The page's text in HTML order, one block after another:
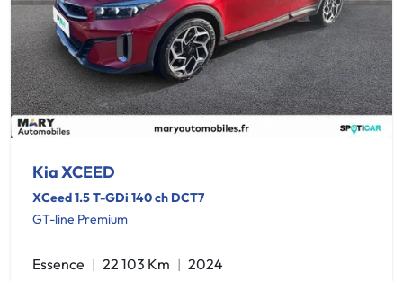
Kia XCEED
XCeed 1.5 T-GDi 140 ch DCT7
GT-line Premium
Essence 22 103 Km
2024